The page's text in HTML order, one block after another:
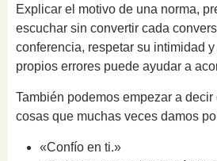
Explicar el motivo de una norma,
escuchar sin convertir cada
conferencia, respetar su intimidad
propios errores puede ayudar a
También podemos empezar a
cosas que muchas veces damos
«Confío en ti.»